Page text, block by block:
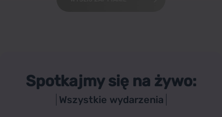
Spotkajmy się na żywo:
Wszystkie wydarzenia